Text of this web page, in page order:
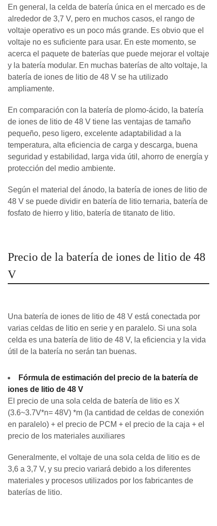
En general, la celda de batería única en el mercado es de
alrededor de 3,7 V, pero en muchos casos, el rango de
voltaje operativo es un poco más grande. Es obvio que el
voltaje no es suficiente para usar. En este momento, se
acerca el paquete de baterías que puede mejorar el voltaje
y la batería modular. En muchas baterías de alto voltaje, la
batería de iones de litio de 48 V se ha utilizado
ampliamente.
En comparación con la batería de plomo-ácido, la batería
de iones de litio de 48 V tiene las ventajas de tamaño
pequeño, peso ligero, excelente adaptabilidad a la
temperatura, alta eficiencia de carga y descarga, buena
seguridad y estabilidad, larga vida útil, ahorro de energía y
protección del medio ambiente.
Según el material del ánodo, la batería de iones de litio de
48 V se puede dividir en batería de litio ternaria, batería de
fosfato de hierro y litio, batería de titanato de litio.
Precio de la batería de iones de litio de 48
V
Una batería de iones de litio de 48 V está conectada por
varias celdas de litio en serie y en paralelo. Si una sola
celda es una batería de litio de 48 V, la eficiencia y la vida
útil de la batería no serán tan buenas.
Fórmula de estimación del precio de la batería de
iones de litio de 48 V
El precio de una sola celda de batería de litio es X
(3.6~3.7V*n= 48V) *m (la cantidad de celdas de conexión
en paralelo) + el precio de PCM + el precio de la caja + el
precio de los materiales auxiliares
Generalmente, el voltaje de una sola celda de litio es de
3,6 a 3,7 V, y su precio variará debido a los diferentes
materiales y procesos utilizados por los fabricantes de
baterías de litio.